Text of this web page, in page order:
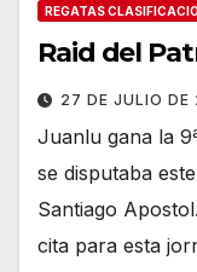
REGATAS
Raid del
27 DE JULIO DE
Juanlu gana la
se disputaba
Santiago
cita para esta